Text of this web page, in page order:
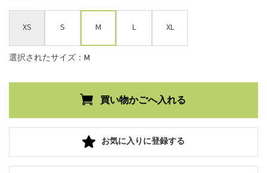
XS S M L XL
選択されたサイズ：M
お気に入りに登録する